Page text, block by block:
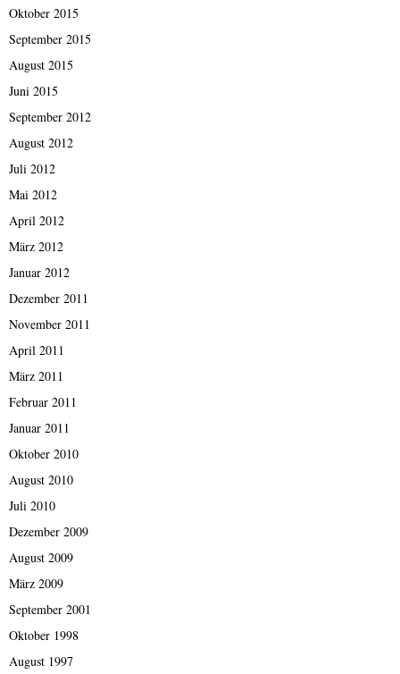
Oktober 2015
September 2015
August 2015
Juni 2015
September 2012
August 2012
Juli 2012
Mai 2012
April 2012
März 2012
Januar 2012
Dezember 2011
November 2011
April 2011
März 2011
Februar 2011
Januar 2011
Oktober 2010
August 2010
Juli 2010
Dezember 2009
August 2009
März 2009
September 2001
Oktober 1998
August 1997